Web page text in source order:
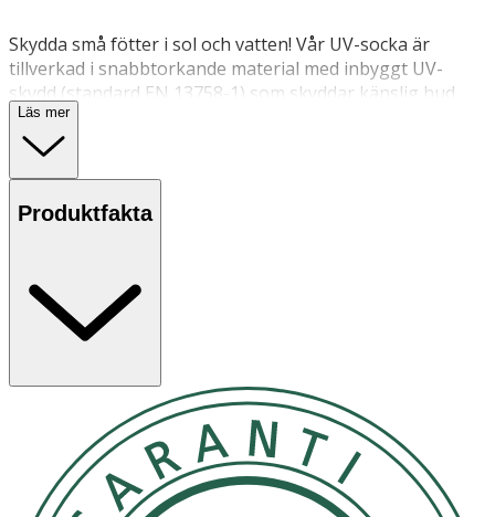
Skydda små fötter i sol och vatten! Vår UV-socka är
tillverkad i snabbtorkande material med inbyggt UV-
skydd (standard EN 13758-1) som skyddar känslig hud
mot solens strålar. Den mjuka och flexibla anti-slip-sulan
ger extra grepp på hala underlag.
40 grader, ingen tumling
OK för gravida och ammande:
Läs mer
Produktfakta